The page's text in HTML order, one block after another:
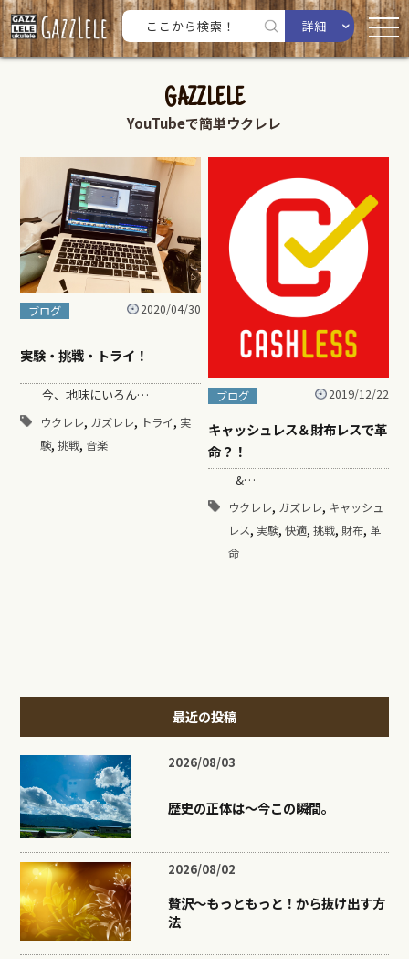
詳細
GAZZLELE
YouTubeで簡単ウクレレ
ブログ 2020/04/30
実験・挑戦・トライ！
今、地味にいろん…
ウクレレ, ガズレレ, トライ, 実
験, 挑戦, 音楽
ブログ 2019/12/22
キャッシュレス＆財布レスで革
命？！
&…
ウクレレ, ガズレレ, キャッシュ
レス, 実験, 快適, 挑戦, 財布, 革
命
最近の投稿
2026/08/03
歴史の正体は〜今この瞬間。
2026/08/02
贅沢〜もっともっと！から抜け出す方
法